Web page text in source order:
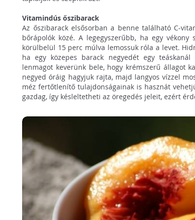
Vitamindús őszibarack
Az őszibarack elsősorban a benne található C-
bőrápolók közé. A legegyszerűbb, ha egy
körülbelül 15 perc múlva lemossuk róla a levet.
ha egy közepes barack negyedét egy
lenmagot keverünk bele, hogy krémszerű állagot
negyed óráig hagyjuk rajta, majd langyos vízzel
méz fertőtlenítő tulajdonságainak is hasznát
gazdag, így késleltetheti az öregedés jeleit, ezért